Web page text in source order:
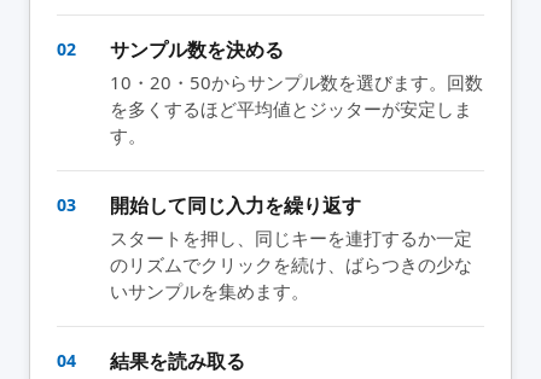
02 サンプル数を決める
10・20・50からサンプル数を選びます。回数
を多くするほど平均値とジッターが安定しま
す。
03 開始して同じ入力を繰り返す
スタートを押し、同じキーを連打するか一定
のリズムでクリックを続け、ばらつきの少な
いサンプルを集めます。
04 結果を読み取る